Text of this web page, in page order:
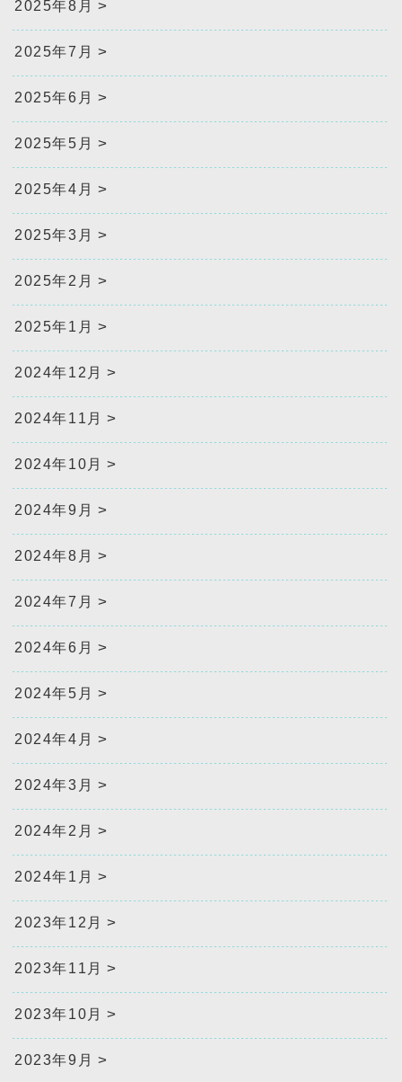
2025年8月
2025年7月
2025年6月
2025年5月
2025年4月
2025年3月
2025年2月
2025年1月
2024年12月
2024年11月
2024年10月
2024年9月
2024年8月
2024年7月
2024年6月
2024年5月
2024年4月
2024年3月
2024年2月
2024年1月
2023年12月
2023年11月
2023年10月
2023年9月